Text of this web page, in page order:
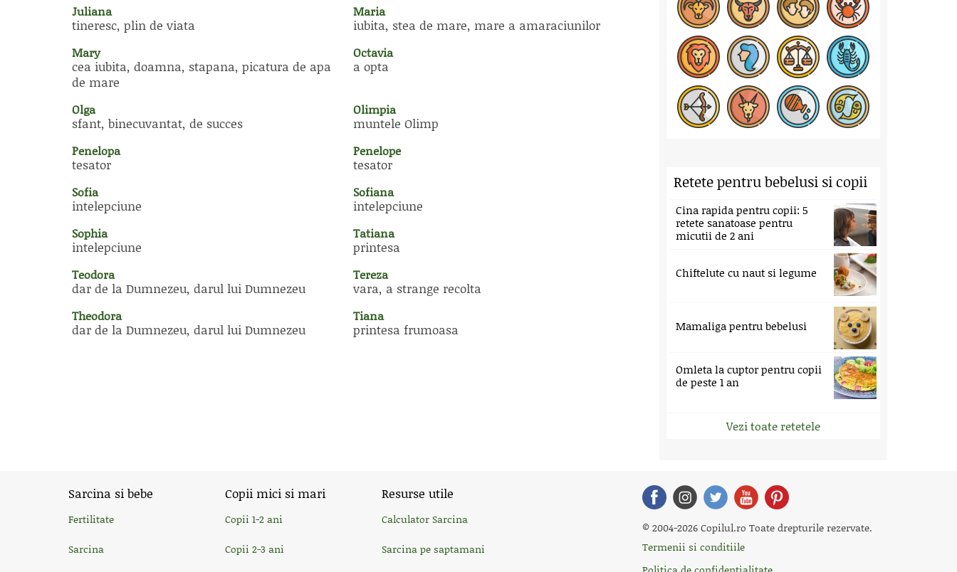
Juliana
tineresc, plin de viata
Maria
iubita, stea de mare, mare a amaraciunilor
Mary
cea iubita, doamna, stapana, picatura de apa
de mare
Octavia
a opta
Olga
sfant, binecuvantat, de succes
Olimpia
muntele Olimp
Penelopa
tesator
Penelope
tesator
Sofia
intelepciune
Sofiana
intelepciune
Sophia
intelepciune
Tatiana
printesa
Teodora
dar de la Dumnezeu, darul lui Dumnezeu
Tereza
vara, a strange recolta
Theodora
dar de la Dumnezeu, darul lui Dumnezeu
Tiana
printesa frumoasa
Retete pentru bebelusi si copii
Cina rapida pentru copii: 5
retete sanatoase pentru
micutii de 2 ani
Chiftelute cu naut si legume
Mamaliga pentru bebelusi
Omleta la cuptor pentru copii
de peste 1 an
Vezi toate retetele
Sarcina si bebe
Fertilitate
Sarcina
Copii mici si mari
Copii 1-2 ani
Copii 2-3 ani
Resurse utile
Calculator Sarcina
Sarcina pe saptamani
© 2004-2026 Copilul.ro Toate drepturile rezervate.
Termenii si conditiile